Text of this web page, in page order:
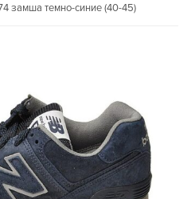
замша темно-синие (40-45)